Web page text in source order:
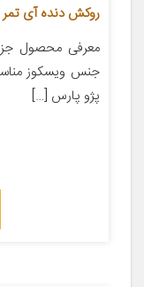
روکش دنده آی تمر
پژو پارس […]